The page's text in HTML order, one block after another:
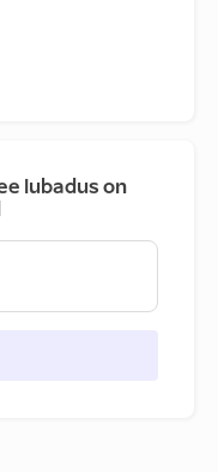
lubadus on